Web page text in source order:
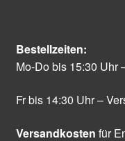
Bestellzeiten:
Mo-Do bis 15:30 Uhr
Fr bis 14:30 Uhr –
Versandkosten für